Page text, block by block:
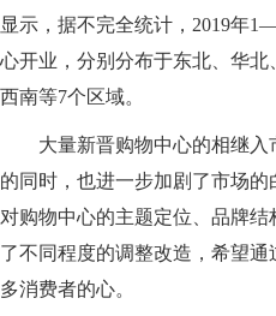
显示，据不完全统计，2019年
心开业，分别分布于东北、华北
西南等7个区域。
大量新晋购物中心的相继
的同时，也进一步加剧了市场
对购物中心的主题定位、品牌
了不同程度的调整改造，希望
多消费者的心。